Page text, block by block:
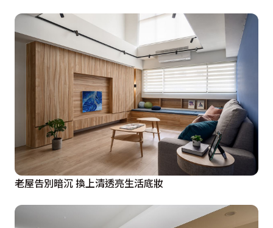
老屋告別暗沉 換上清透亮生活底妝